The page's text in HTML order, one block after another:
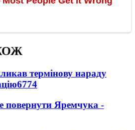
термінову нараду
6774
повернути Яремчука -